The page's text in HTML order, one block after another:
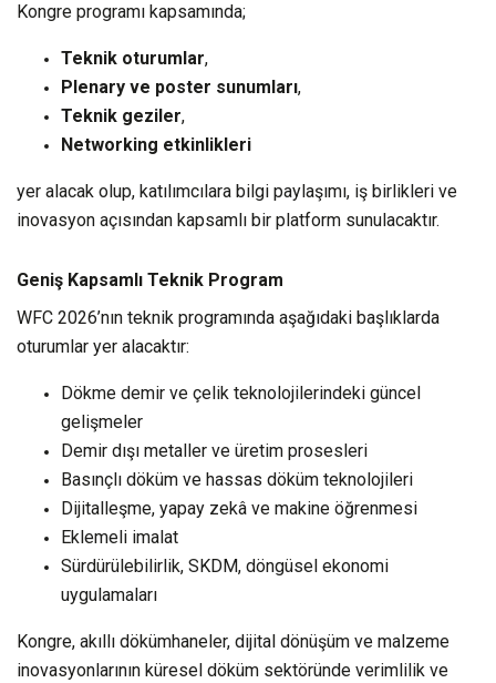
Kongre programı kapsamında;
Teknik oturumlar,
Plenary ve poster sunumları,
Teknik geziler,
Networking etkinlikleri
yer alacak olup, katılımcılara bilgi paylaşımı, iş birlikleri ve
inovasyon açısından kapsamlı bir platform sunulacaktır.
Geniş Kapsamlı Teknik Program
WFC 2026’nın teknik programında aşağıdaki başlıklarda
oturumlar yer alacaktır:
Dökme demir ve çelik teknolojilerindeki güncel
gelişmeler
Demir dışı metaller ve üretim prosesleri
Basınçlı döküm ve hassas döküm teknolojileri
Dijitalleşme, yapay zekâ ve makine öğrenmesi
Eklemeli imalat
Sürdürülebilirlik, SKDM, döngüsel ekonomi
uygulamaları
Kongre, akıllı dökümhaneler, dijital dönüşüm ve malzeme
inovasyonlarının küresel döküm sektöründe verimlilik ve